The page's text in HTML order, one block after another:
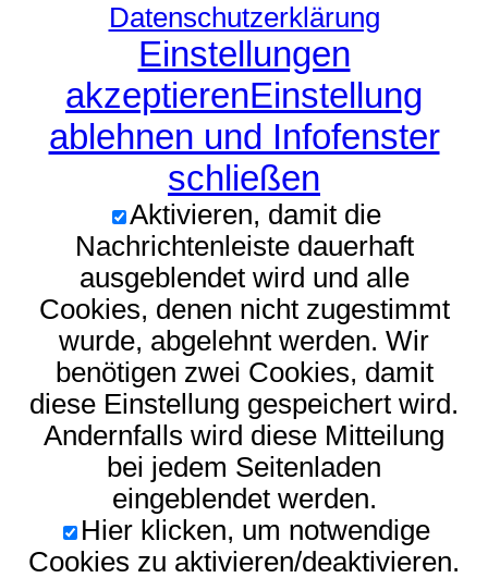
Datenschutzerklärung
Einstellungen
akzeptierenEinstellung
ablehnen und Infofenster
schließen
Aktivieren, damit die
Nachrichtenleiste dauerhaft
ausgeblendet wird und alle
Cookies, denen nicht zugestimmt
wurde, abgelehnt werden. Wir
benötigen zwei Cookies, damit
diese Einstellung gespeichert wird.
Andernfalls wird diese Mitteilung
bei jedem Seitenladen
eingeblendet werden.
Hier klicken, um notwendige
Cookies zu aktivieren/deaktivieren.